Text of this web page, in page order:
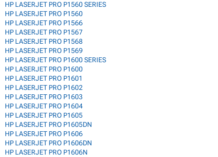
HP LASERJET PRO P1560 SERIES
HP LASERJET PRO P1560
HP LASERJET PRO P1566
HP LASERJET PRO P1567
HP LASERJET PRO P1568
HP LASERJET PRO P1569
HP LASERJET PRO P1600 SERIES
HP LASERJET PRO P1600
HP LASERJET PRO P1601
HP LASERJET PRO P1602
HP LASERJET PRO P1603
HP LASERJET PRO P1604
HP LASERJET PRO P1605
HP LASERJET PRO P1605DN
HP LASERJET PRO P1606
HP LASERJET PRO P1606DN
HP LASERJET PRO P1606N